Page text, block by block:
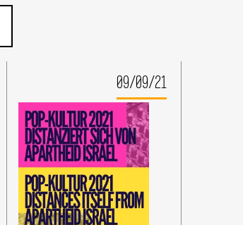
CRIMINEL·LES
DE
GUERRE
ISRAÉLIEN·NES
PRÉSUMÉ·ES
DANS
LES
MILIEUX
OU
CULTURELS
09/09/21